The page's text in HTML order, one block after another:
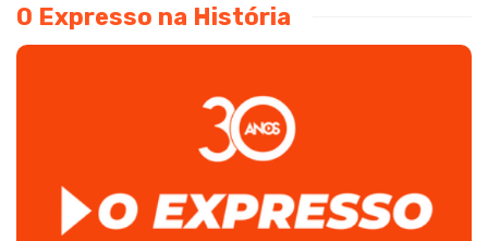
O Expresso na História